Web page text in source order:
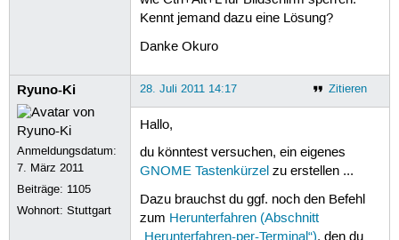
Kennt jemand dazu eine Lösung?
Danke Okuro
Ryuno-Ki
Anmeldungsdatum:
7. März 2011
Beiträge: 1105
Wohnort: Stuttgart
Zitieren
28. Juli 2011 14:17
Hallo,
du könntest versuchen, ein eigenes
GNOME Tastenkürzelzu erstellen ...
Dazu brauchst du ggf. noch den Befehl
zum Herunterfahren (Abschnitt